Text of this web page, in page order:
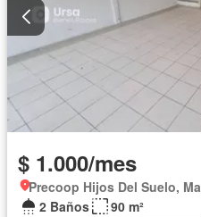
$ 1.000/mes
Precoop Hijos Del Suelo,
2 Baños
90 m²